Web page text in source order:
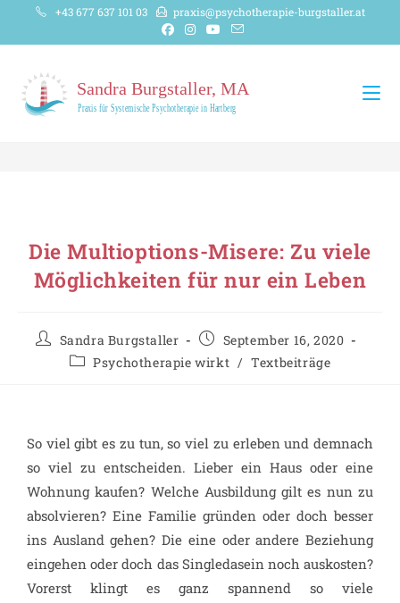
+43 677 637 101 03 praxis@psychotherapie-burgstaller.at
Die Multioptions-Misere: Zu viele
Möglichkeiten für nur ein Leben
Sandra Burgstaller
September 16, 2020
Psychotherapie wirkt / Textbeiträge
So viel gibt es zu tun, so viel zu erleben und demnach
so viel zu entscheiden. Lieber ein Haus oder eine
Wohnung kaufen? Welche Ausbildung gilt es nun zu
absolvieren? Eine Familie gründen oder doch besser
ins Ausland gehen? Die eine oder andere Beziehung
eingehen oder doch das Singledasein noch auskosten?
Vorerst klingt es ganz spannend so viele